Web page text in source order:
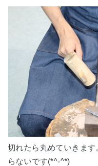
切れたら丸めていきま
らないです(*^-^*)